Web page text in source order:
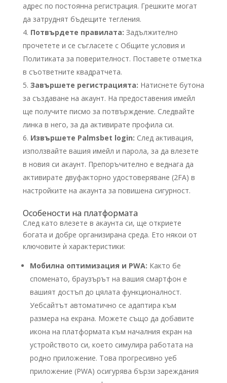
адрес по постоянна регистрация. Грешките могат
да затруднят бъдещите тегления.
Потвърдете правилата: Задължително
прочетете и се съгласете с Общите условия и
Политиката за поверителност. Поставете отметка
в съответните квадратчета.
Завършете регистрацията: Натиснете бутона
за създаване на акаунт. На предоставения имейл
ще получите писмо за потвърждение. Следвайте
линка в него, за да активирате профила си.
Извършете Palmsbet login: След активация,
използвайте вашия имейл и парола, за да влезете
в новия си акаунт. Препоръчително е веднага да
активирате двуфакторно удостоверяване (2FA) в
настройките на акаунта за повишена сигурност.
Особености на платформата
След като влезете в акаунта си, ще откриете
богата и добре организирана среда. Ето някои от
ключовите ѝ характеристики:
Мобилна оптимизация и PWA: Както бе
споменато, браузърът на вашия смартфон е
вашият достъп до цялата функционалност.
Уебсайтът автоматично се адаптира към
размера на екрана. Можете също да добавите
икона на платформата към началния екран на
устройството си, което симулира работата на
родно приложение. Това прогресивно уеб
приложение (PWA) осигурява бързи зареждания